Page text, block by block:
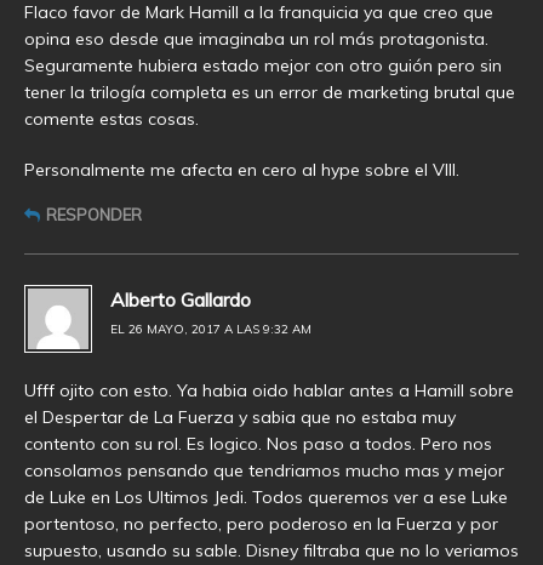
Flaco favor de Mark Hamill a la franquicia ya que creo que
opina eso desde que imaginaba un rol más protagonista.
Seguramente hubiera estado mejor con otro guión pero sin
tener la trilogía completa es un error de marketing brutal que
comente estas cosas.
Personalmente me afecta en cero al hype sobre el VIII.
RESPONDER
Alberto Gallardo
EL 26 MAYO, 2017 A LAS 9:32 AM
Ufff ojito con esto. Ya habia oido hablar antes a Hamill sobre
el Despertar de La Fuerza y sabia que no estaba muy
contento con su rol. Es logico. Nos paso a todos. Pero nos
consolamos pensando que tendriamos mucho mas y mejor
de Luke en Los Ultimos Jedi. Todos queremos ver a ese Luke
portentoso, no perfecto, pero poderoso en la Fuerza y por
supuesto, usando su sable. Disney filtraba que no lo veriamos